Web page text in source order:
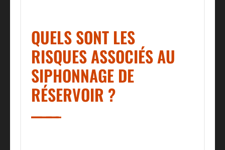
QUELS SONT LES
RISQUES ASSOCIÉS AU
SIPHONNAGE DE
RÉSERVOIR ?